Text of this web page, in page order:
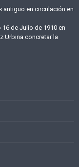
antiguo en circulación en
de Julio de 1910 en
Urbina concretar la